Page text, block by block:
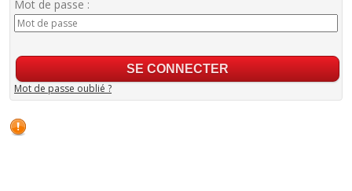
Mot de passe :
Mot de passe oublié ?